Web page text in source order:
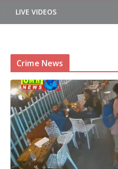
LIVE VIDEOS
Crime News